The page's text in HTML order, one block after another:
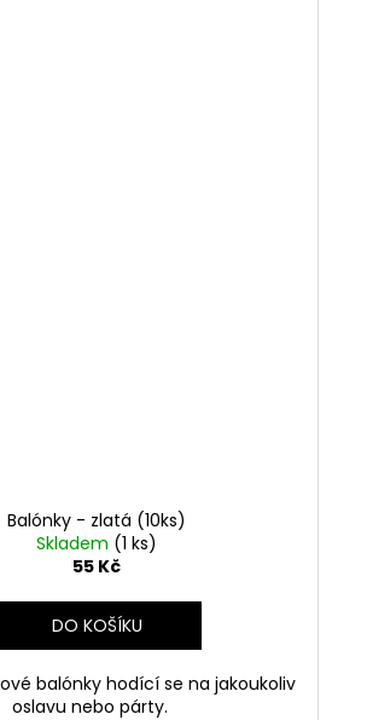
Balónky - zlatá (10ks)
Skladem (1 ks)
55 Kč
DO KOŠÍKU
balónky hodící se na jakoukoliv
oslavu nebo párty.